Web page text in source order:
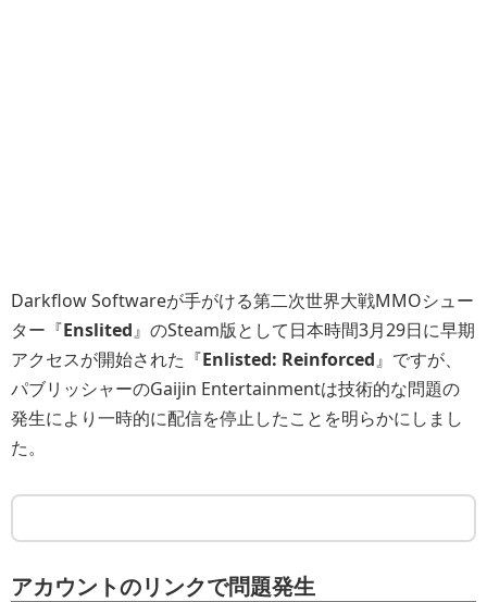
Darkflow Softwareが手がける第二次世界大戦MMOシュー
ター『Enslited』のSteam版として日本時間3月29日に早期
アクセスが開始された『Enlisted: Reinforced』ですが、
パブリッシャーのGaijin Entertainmentは技術的な問題の
発生により一時的に配信を停止したことを明らかにしまし
た。
アカウントのリンクで問題発生